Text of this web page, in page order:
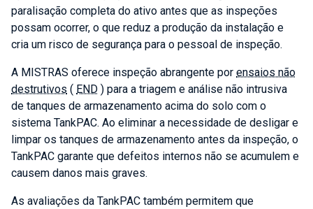
paralisação completa do ativo antes que as inspeções
possam ocorrer, o que reduz a produção da instalação e
cria um risco de segurança para o pessoal de inspeção.
A MISTRAS oferece inspeção abrangente por ensaios não
destrutivos ( END ) para a triagem e análise não intrusiva
de tanques de armazenamento acima do solo com o
sistema TankPAC. Ao eliminar a necessidade de desligar e
limpar os tanques de armazenamento antes da inspeção, o
TankPAC garante que defeitos internos não se acumulem e
causem danos mais graves.
As avaliações da TankPAC também permitem que